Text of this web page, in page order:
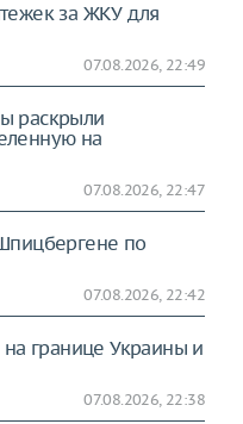
за ЖКУ для
07.08.2026, 22:49
раскрыли
на
07.08.2026, 22:47
по
07.08.2026, 22:42
на границе Украины и
07.08.2026, 22:38